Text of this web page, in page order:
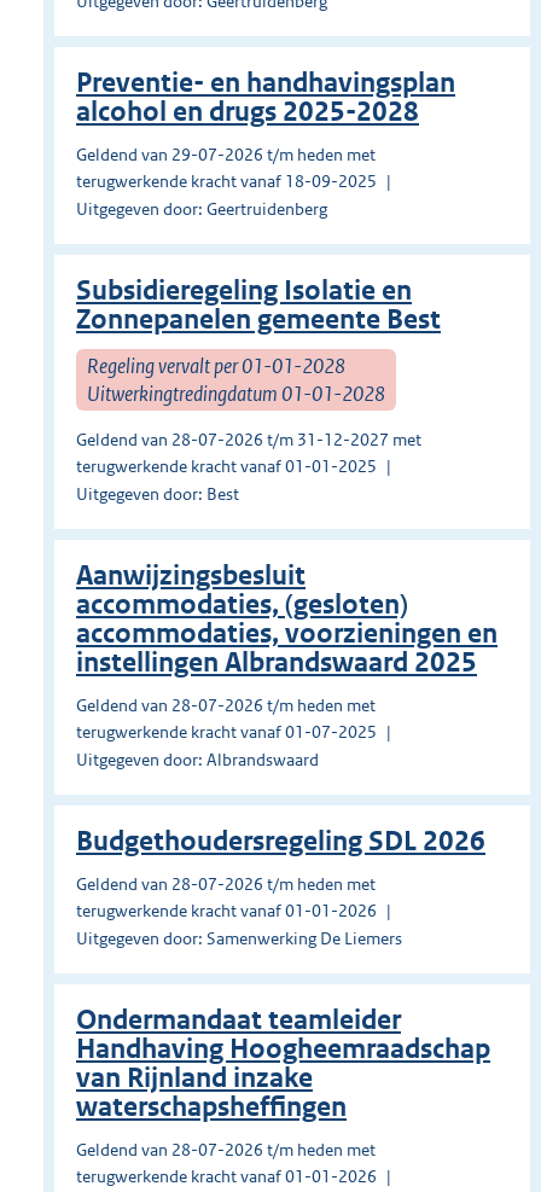
Preventie- en handhavingsplan
alcohol en drugs 2025-2028
Geldend van 29-07-2026 t/m heden met
terugwerkende kracht vanaf 18-09-2025
Uitgegeven door: Geertruidenberg
Subsidieregeling Isolatie en
Zonnepanelen gemeente Best
Regeling vervalt per 01-01-2028
Uitwerkingtredingdatum 01-01-2028
Geldend van 28-07-2026 t/m 31-12-2027 met
terugwerkende kracht vanaf 01-01-2025
Uitgegeven door: Best
Aanwijzingsbesluit
accommodaties, (gesloten)
accommodaties, voorzieningen en
instellingen Albrandswaard 2025
Geldend van 28-07-2026 t/m heden met
terugwerkende kracht vanaf 01-07-2025
Uitgegeven door: Albrandswaard
Budgethoudersregeling SDL 2026
Geldend van 28-07-2026 t/m heden met
terugwerkende kracht vanaf 01-01-2026
Uitgegeven door: Samenwerking De Liemers
Ondermandaat teamleider
Handhaving Hoogheemraadschap
van Rijnland inzake
waterschapsheffingen
Geldend van 28-07-2026 t/m heden met
terugwerkende kracht vanaf 01-01-2026